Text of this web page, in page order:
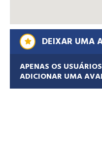
DEIXAR UMA
APENAS OS
ADICIONAR UMA